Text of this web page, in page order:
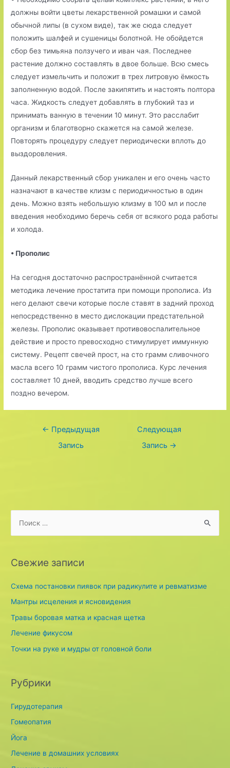
должны войти цветы лекарственной ромашки и самой
обычной липы (в сухом виде), так же сюда следует
положить шалфей и сушеницы болотной. Не обойдется
сбор без тимьяна ползучего и иван чая. Последнее
растение должно составлять в двое больше. Всю смесь
следует измельчить и положит в трех литровую ёмкость
заполненную водой. После закипятить и настоять полтора
часа. Жидкость следует добавлять в глубокий таз и
принимать ванную в течении 10 минут. Это расслабит
организм и благотворно скажется на самой железе.
Повторять процедуру следует периодически вплоть до
выздоровления.
Данный лекарственный сбор уникален и его очень часто
назначают в качестве клизм с периодичностью в один
день. Можно взять небольшую клизму в 100 мл и после
введения необходимо беречь себя от всякого рода работы
и холода.
• Прополис
На сегодня достаточно распространённой считается
методика лечение простатита при помощи прополиса. Из
него делают свечи которые после ставят в задний проход
непосредственно в место дислокации предстательной
железы. Прополис оказывает противовоспалительное
действие и просто превосходно стимулирует иммунную
систему. Рецепт свечей прост, на сто грамм сливочного
масла всего 10 грамм чистого прополиса. Курс лечения
составляет 10 дней, вводить средство лучше всего
поздно вечером.
Навигация
← Предыдущая
Запись
Следующая
Запись →
r
h
f
o
Свежие записи
Схема постановки пиявок при радикулите и ревматизме
Мантры исцеления и ясновидения
Травы боровая матка и красная щетка
Лечение фикусом
Точки на руке и мудры от головной боли
Рубрики
Гирудотерапия
Гомеопатия
Йога
Лечение в домашних условиях